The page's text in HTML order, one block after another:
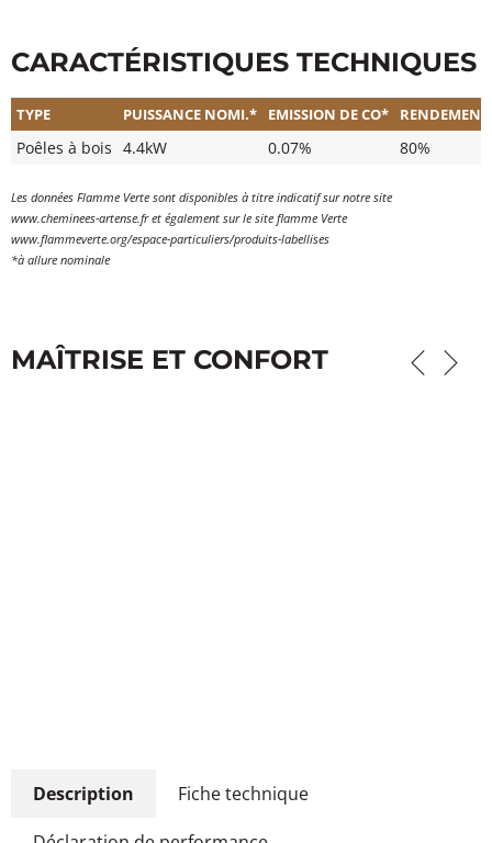
CARACTÉRISTIQUES TECHNIQUES
TYPE PUISSANCE NOMI.* EMISSION DE CO*
Poêles à bois 4.4kW 0.07% 80%
Les données Flamme Verte sont disponibles à titre indicatif sur notre site
www.cheminees-artense.fr et également sur le site flamme Verte
www.flammeverte.org/espace-particuliers/produits-labellises
*à allure nominale
MAÎTRISE ET CONFORT
Description
Fiche technique